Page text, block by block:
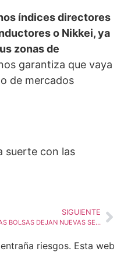
índices directores
o Nikkei, ya
zonas de
garantiza que vaya
de mercados
suerte con las
SIGUIENTE
LAS BOLSAS DEJAN NUEVAS SEÑALES DE CONTINUIDAD ALCISTA!
riesgos. Esta web